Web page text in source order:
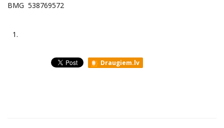
BMG 538769572
1.
Draugiem.lv